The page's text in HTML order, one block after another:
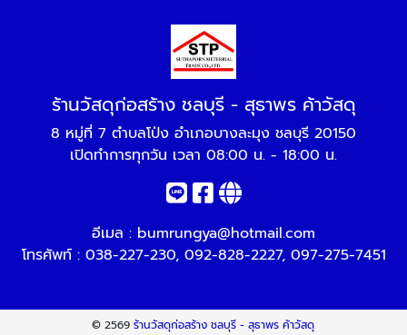
ร้านวัสดุก่อสร้าง ชลบุรี - สุธาพร ค้าวัสดุ
8 หมู่ที่ 7 ตำบลโป่ง อำเภอบางละมุง ชลบุรี 20150
เปิดทำการทุกวัน เวลา 08:00 น. - 18:00 น.
อีเมล : bumrungya@hotmail.com
โทรศัพท์ : 038-227-230, 092-828-2227, 097-275-7451
© 2569ร้านวัสดุก่อสร้าง ชลบุรี - สุธาพร ค้าวัสดุ